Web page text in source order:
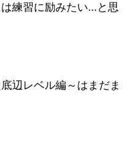
練習に励みたい…と思
辺レベル編～はまだま